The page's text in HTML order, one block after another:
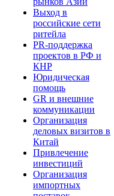
Выход в
российские сети
ритейла
PR-поддержка
проектов в РФ и
КНР
Юридическая
помощь
GR и внешние
коммуникации
Организация
деловых визитов в
Китай
Привлечение
инвестиций
Организация
импортных